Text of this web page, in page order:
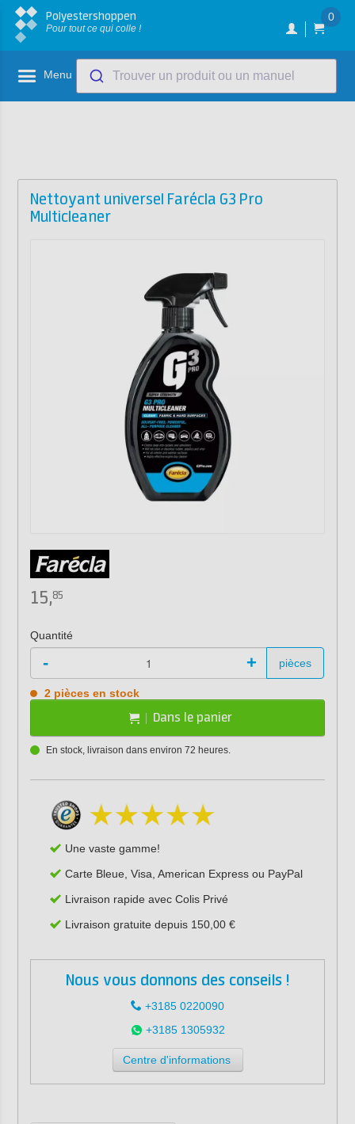
Polyestershoppen
Pour tout ce qui colle !
0
Menu Trouver un produit ou un manuel
Nettoyant universel Farécla G3 Pro
Multicleaner
15,85
Quantité
- + pièces
2 pièces en stock
Dans le panier
En stock, livraison dans environ 72 heures.
Une vaste gamme!
Carte Bleue, Visa, American Express ou PayPal
Livraison rapide avec Colis Privé
Livraison gratuite depuis 150,00 €
Nous vous donnons des conseils !
+3185 0220090
+3185 1305932
Centre d'informations